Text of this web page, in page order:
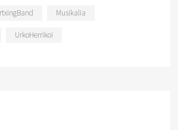
Musikalia
UrkoHerrikoi